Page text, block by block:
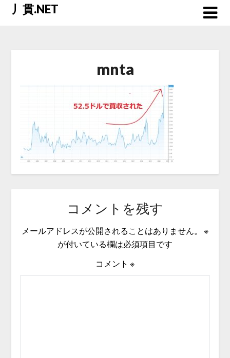
Skip丿貫.NET
mnta
コメントを残す
メールアドレスが公開されることはありません。
※
が付いている欄は必須項目です
コメント ※